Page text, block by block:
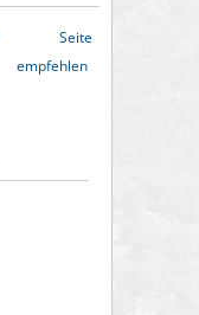
Seite
empfehlen